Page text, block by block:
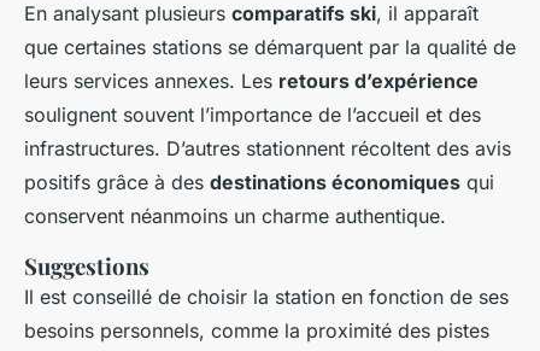
En analysant plusieurs comparatifs ski, il apparaît
que certaines stations se démarquent par la qualité de
leurs services annexes. Les retours d’expérience
soulignent souvent l’importance de l’accueil et des
infrastructures. D’autres stationnent récoltent des avis
positifs grâce à des destinations économiques qui
conservent néanmoins un charme authentique.
Suggestions
Il est conseillé de choisir la station en fonction de ses
besoins personnels, comme la proximité des pistes